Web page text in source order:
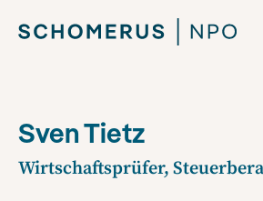
Sven Tietz
Wirtschaftsprüfer,